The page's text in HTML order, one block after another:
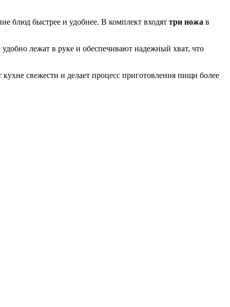
блюд быстрее и удобнее. В комплект входят три ножа в
лежат в руке и обеспечивают надежный хват, что
свежести и делает процесс приготовления пищи более